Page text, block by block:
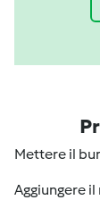
Mettere il
Aggiungere il